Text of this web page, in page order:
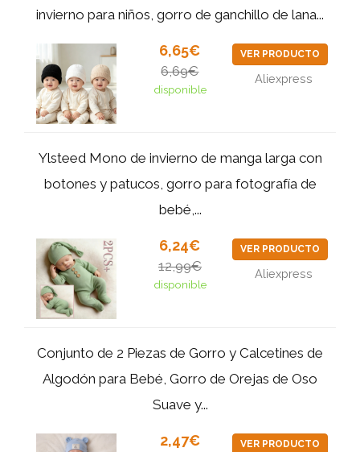
invierno para niños, gorro de ganchillo de lana...
6,65€
6,69€
disponible
VER PRODUCTO
Aliexpress
Ylsteed Mono de invierno de manga larga con
botones y patucos, gorro para fotografía de
bebé,...
6,24€
12,99€
disponible
VER PRODUCTO
Aliexpress
Conjunto de 2 Piezas de Gorro y Calcetines de
Algodón para Bebé, Gorro de Orejas de Oso
Suave y...
2,47€ VER PRODUCTO